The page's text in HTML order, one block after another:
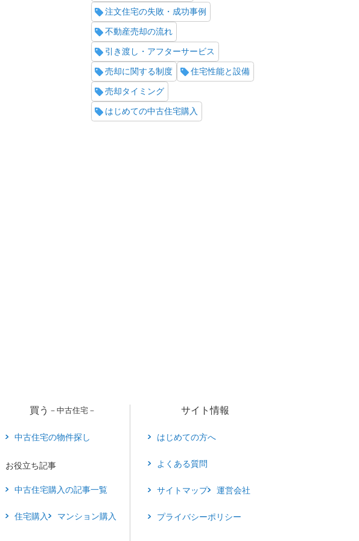
注文住宅の失敗・成功事例
不動産売却の流れ
引き渡し・アフターサービス
売却に関する制度 住宅性能と設備
売却タイミング
はじめての中古住宅購入
買う －中古住宅－
中古住宅の物件探し
お役立ち記事
中古住宅購入の記事一覧
住宅購入 マンション購入
サイト情報
はじめての方へ
よくある質問
サイトマップ 運営会社
プライバシーポリシー